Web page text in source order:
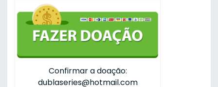
Confirmar a doação:
dublaseries@hotmail.com